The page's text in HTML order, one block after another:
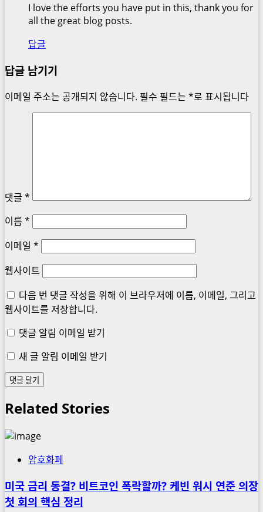
I love the efforts you have put in this, thank you for
all the great blog posts.
답글
답글 남기기
이메일 주소는 공개되지 않습니다. 필수 필드는 *로 표시됩니다
댓글 *
이름 *
이메일 *
웹사이트
다음 번 댓글 작성을 위해 이 브라우저에 이름, 이메일, 그리고
웹사이트를 저장합니다.
댓글 알림 이메일 받기
새 글 알림 이메일 받기
Related Stories
암호화폐
미국 금리 동결? 비트코인 폭락할까? 케빈 워시 연준 의장
첫 회의 핵심 정리